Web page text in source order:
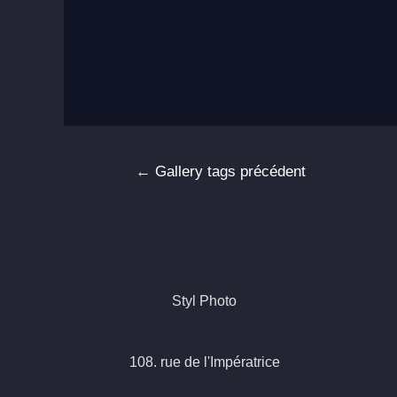
Navigation
← Gallery tags précédent
Styl Photo
108. rue de l'Impératrice